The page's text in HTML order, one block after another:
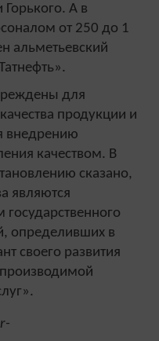
А в
от 250 до 1
альметьевский
для
продукции и
внедрению
качеством. В
сказано,
являются
определивших в
своего развития